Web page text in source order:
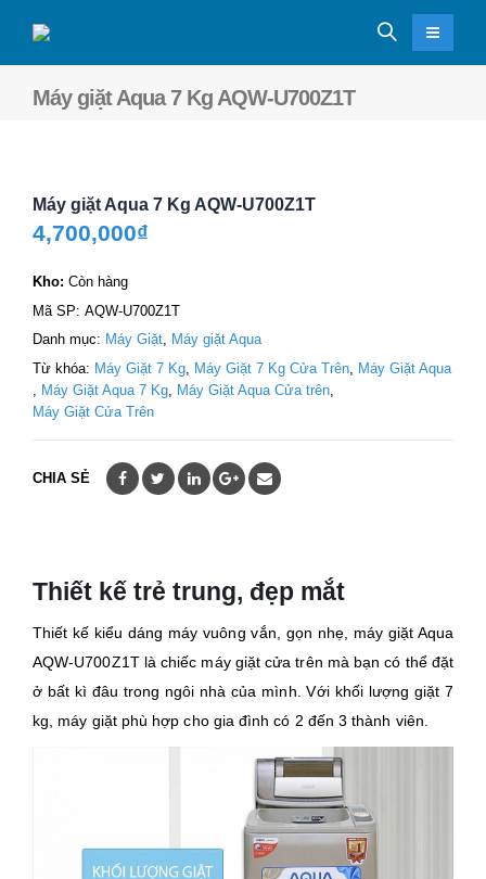
Máy giặt Aqua 7 Kg AQW-U700Z1T
Máy giặt Aqua 7 Kg AQW-U700Z1T
4,700,000₫
Kho: Còn hàng
Mã SP: AQW-U700Z1T
Danh mục: Máy Giặt, Máy giặt Aqua
Từ khóa: Máy Giặt 7 Kg Máy Giặt 7 Kg Cửa Trên Máy Giặt Aqua
Máy Giặt Aqua 7 Kg Máy Giặt Aqua Cửa trên
Máy Giặt Cửa Trên
CHIA SẺ
Thiết kế trẻ trung, đẹp mắt
Thiết kế kiểu dáng máy vuông vắn, gọn nhẹ, máy giặt Aqua
AQW-U700Z1T là chiếc máy giặt cửa trên mà bạn có thể đặt
ở bất kì đâu trong ngôi nhà của mình. Với khối lượng giặt 7
kg, máy giặt phù hợp cho gia đình có 2 đến 3 thành viên.